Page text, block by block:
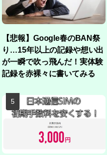
【悲報】Google春のBAN祭
り…15年以上の記録や想い出
が一瞬で吹っ飛んだ！実体験
記録を赤裸々に書いてみる